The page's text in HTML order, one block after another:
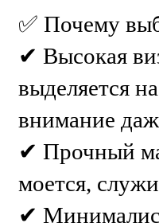
✅ Почему
✔ Высокая
выделяется
внимание
✔ Прочный
моется,
✔